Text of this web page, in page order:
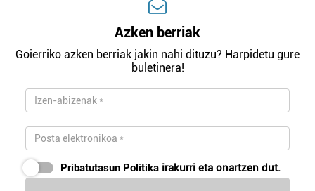
Azken berriak
Goierriko azken berriak jakin nahi dituzu? Harpidetu gure
buletinera!
Pribatutasun Politika irakurri eta onartzen dut.